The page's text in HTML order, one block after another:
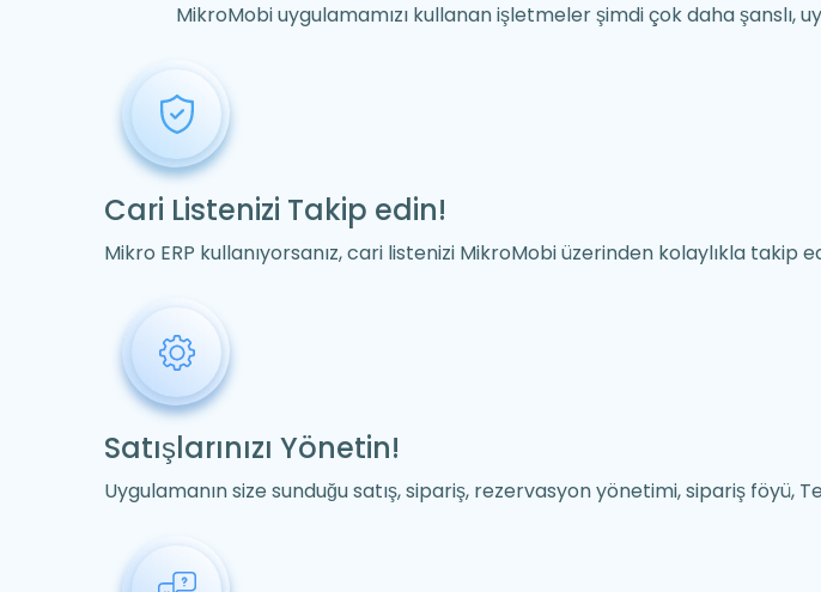
MikroMobi uygulamamızı kullanan işletmeler şimdi çok daha
Cari Listenizi Takip edin!
Mikro ERP kullanıyorsanız, cari listenizi MikroMobi üzerinden kolaylıkla takip
Satışlarınızı Yönetin!
Uygulamanın size sunduğu satış, sipariş, rezervasyon yönetimi, sipariş föyü,